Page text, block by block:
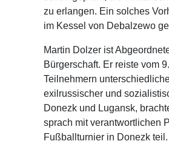
zu erlangen. Ein solches
im Kessel von Debalzewo
Martin Dolzer ist
Bürgerschaft. Er reiste vom
Teilnehmern
exilrussischer und
Donezk und Lugansk,
sprach mit verantwortlichen
Fußballturnier in Donezk teil.